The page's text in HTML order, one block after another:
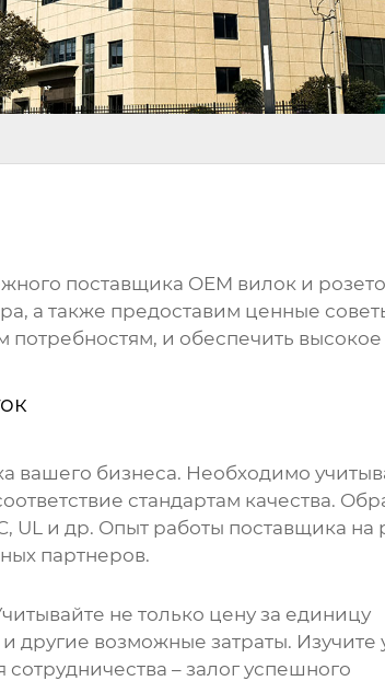
поставщика OEM вилок и
а также предоставим ценные
и обеспечить высокое
вашего бизнеса. Необходимо
стандартам качества.
UL и др. Опыт работы поставщика на
партнеров.
не только цену за единицу
другие возможные затраты. Изучите
– залог успешного